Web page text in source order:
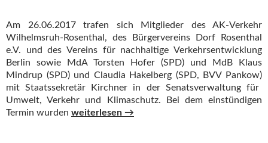
Am 26.06.2017 trafen sich Mitglieder des AK-Verkehr
Wilhelmsruh-Rosenthal , des Bürgervereins Dorf Rosenthal
e.V. und des Vereins für nachhaltige Verkehrsentwicklung
Berlin sowie MdA Torsten Hofer (SPD) und MdB Klaus
Mindrup (SPD) und Claudia Hakelberg (SPD, BVV Pankow)
mit Staatssekretär Kirchner in der Senatsverwaltung für
Umwelt, Verkehr und Klimaschutz. Bei dem einstündigen
Termin wurden BürgerInnen aus Pankow-Rosenthal und
weiterlesen →